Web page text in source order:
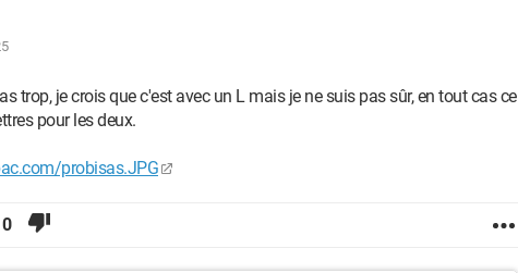
trop, je crois que c'est avec un L mais je ne suis pas sûr, en tout cas ce
pour les deux.
probisas.JPG
0